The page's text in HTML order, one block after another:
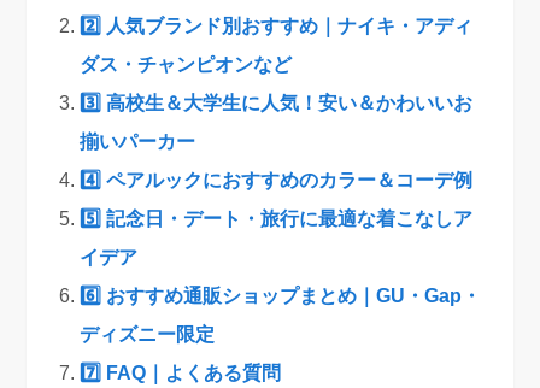
2️⃣ 人気ブランド別おすすめ｜ナイキ・アディ
ダス・チャンピオンなど
3️⃣ 高校生＆大学生に人気！安い＆かわいいお
揃いパーカー
4️⃣ ペアルックにおすすめのカラー＆コーデ例
5️⃣ 記念日・デート・旅行に最適な着こなしア
イデア
6️⃣ おすすめ通販ショップまとめ｜GU・Gap・
ディズニー限定
7️⃣ FAQ｜よくある質問